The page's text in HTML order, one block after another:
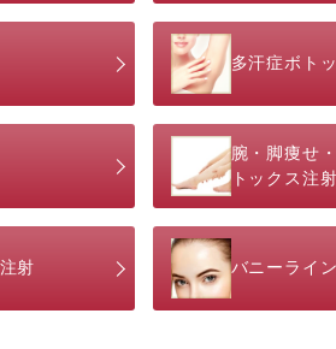
多汗症ボト
腕・脚痩せ
トックス注射
射 バニーライン